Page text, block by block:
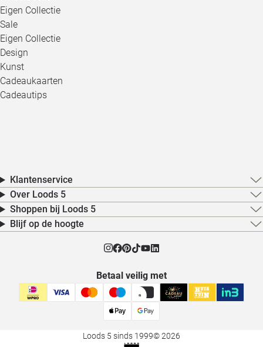
Eigen Collectie
Sale
Eigen Collectie
Design
Kunst
Cadeaukaarten
Cadeautips
Klantenservice
Over Loods 5
Shoppen bij Loods 5
Blijf op de hoogte
Betaal veilig met
Loods 5 sinds 1999© 2026